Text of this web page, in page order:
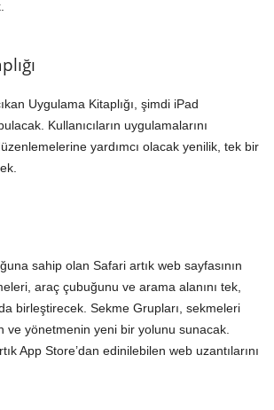
Uygulama Kitaplığı, şimdi iPad
Kullanıcıların uygulamalarını
yardımcı olacak yenilik, tek bir
sahip olan Safari artık web sayfasının
araç çubuğunu ve arama alanını tek,
birleştirecek. Sekme Grupları, sekmeleri
ve yönetmenin yeni bir yolunu sunacak.
App Store’dan edinilebilen web uzantılarını